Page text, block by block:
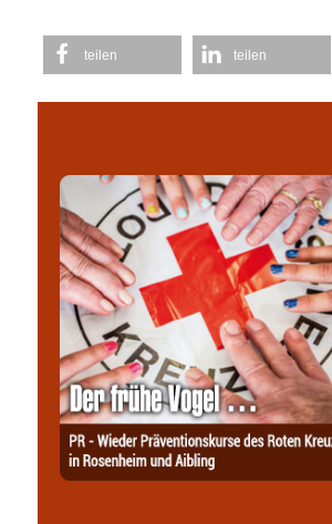
teilen teilen